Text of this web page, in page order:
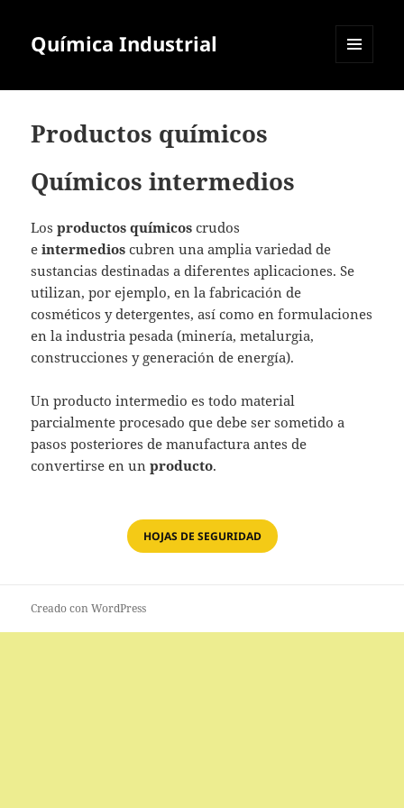
Química Industrial
Productos químicos
Químicos intermedios
Losproductos químicos crudos
eintermedios cubren una amplia variedad de
sustancias destinadas a diferentes aplicaciones. Se
utilizan, por ejemplo, en la fabricación de
cosméticos y detergentes, así como en formulaciones
en la industria pesada (minería, metalurgia,
construcciones y generación de energía).
Un producto intermedio es todo material
parcialmente procesado que debe ser sometido a
pasos posteriores de manufactura antes de
convertirse en unproducto.
HOJAS DE SEGURIDAD
Creado con WordPress